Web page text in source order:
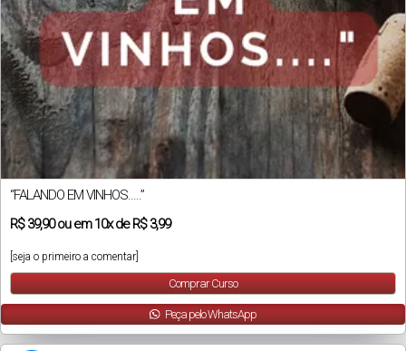
“FALANDO EM VINHOS…..”
R$39,90ou em10xdeR$ 3,99
[seja o primeiro a comentar]
Comprar Curso
Peça pelo WhatsApp